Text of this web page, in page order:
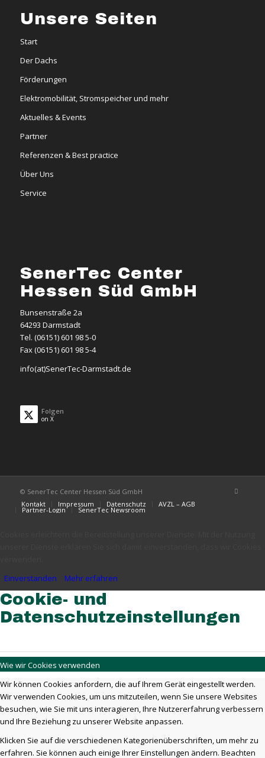
Unsere Seiten
Start
Der Dachs
Förderungen
Elektromobilität, Stromspeicher und mehr
Aktuelles & Events
Partner
Referenzen & Best practice
Über Uns
Service
SenerTec Center
Hessen Süd GmbH
Bunsenstraße 2a
64293 Darmstadt
Tel. (06151) 601 98 5-0
Fax (06151) 601 98 5-4
info(at)SenerTec-Darmstadt.de
Folgen
on X
© SenerTec Center Hessen Süd GmbH
Kontakt
Impressum Datenschutz AVZL – AGB
Partner-Login SenerTec Newsroom
Einverstanden
Mehr erfahren
Cookie- und
Datenschutzeinstellungen
Wie wir Cookies verwenden
Wir können Cookies anfordern, die auf Ihrem Gerät eingestellt werden.
Wir verwenden Cookies, um uns mitzuteilen, wenn Sie unsere Websites
besuchen, wie Sie mit uns interagieren, Ihre Nutzererfahrung verbessern
und Ihre Beziehung zu unserer Website anpassen.
Klicken Sie auf die verschiedenen Kategorienüberschriften, um mehr zu
erfahren. Sie können auch einige Ihrer Einstellungen ändern. Beachten